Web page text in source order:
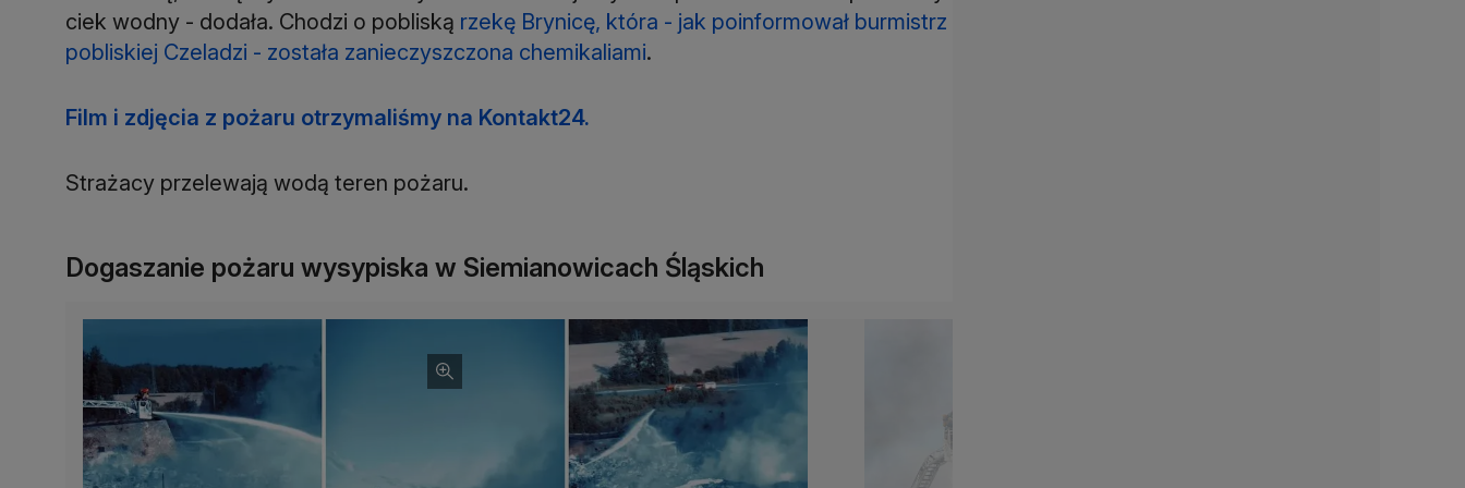
ciek wodny - dodała. Chodzi o pobliską rzekę Brynicę, która - jak poinformował burmistrz
pobliskiej Czeladzi - została zanieczyszczona chemikaliami.
Film i zdjęcia z pożaru otrzymaliśmy na Kontakt24.
Strażacy przelewają wodą teren pożaru.
Dogaszanie pożaru wysypiska w Siemianowicach Śląskich